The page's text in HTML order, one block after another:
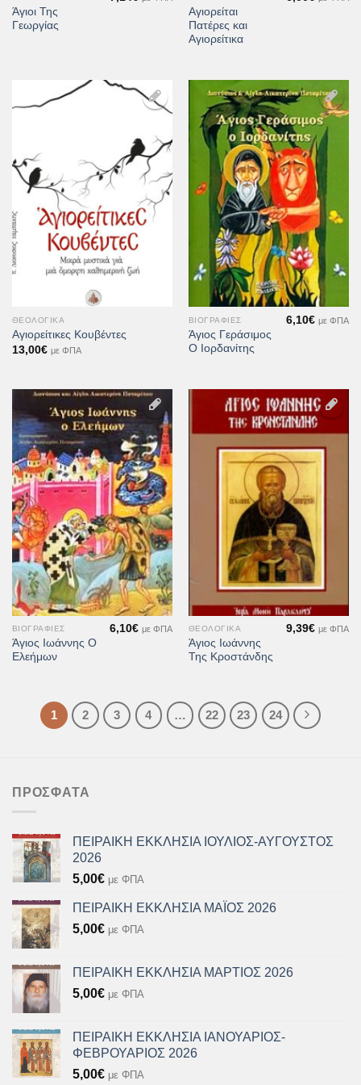
Άγιοι Της
Γεωργίας
Αγιορείται
Πατέρες και
Αγιορείτικα
Προσθήκη
στη Λίστα
Επιθυμιών
ΘΕΟΛΟΓΙΚΆ
Αγιορείτικες Κουβέντες
13,00€ με ΦΠΑ
Προσθήκη
στη Λίστα
Επιθυμιών
ΒΙΟΓΡΑΦΊΕΣ
Άγιος Γεράσιμος
Ο Ιορδανίτης
6,10€ με ΦΠΑ
Προσθήκη
στη Λίστα
Επιθυμιών
ΒΙΟΓΡΑΦΊΕΣ
Άγιος Ιωάννης Ο
Ελεήμων
6,10€ με ΦΠΑ
Προσθήκη
στη Λίστα
ΘΕΟΛΟΓΙΚΆ
Άγιος Ιωάννης
Της Κροστάνδης
9,39€ με ΦΠΑ
1 2 3 4 … 22 23 24
ΠΡΌΣΦΑΤΑ
ΠΕΙΡΑΙΚΗ ΕΚΚΛΗΣΙΑ ΙΟΥΛΙΟΣ-ΑΥΓΟΥΣΤΟΣ
2026
5,00€ με ΦΠΑ
ΠΕΙΡΑΙΚΗ ΕΚΚΛΗΣΙΑ ΜΑΪΟΣ 2026
5,00€ με ΦΠΑ
ΠΕΙΡΑΙΚΗ ΕΚΚΛΗΣΙΑ ΜΑΡΤΙΟΣ 2026
5,00€ με ΦΠΑ
ΠΕΙΡΑΙΚΗ ΕΚΚΛΗΣΙΑ ΙΑΝΟΥΑΡΙΟΣ-
ΦΕΒΡΟΥΑΡΙΟΣ 2026
5,00€ με ΦΠΑ